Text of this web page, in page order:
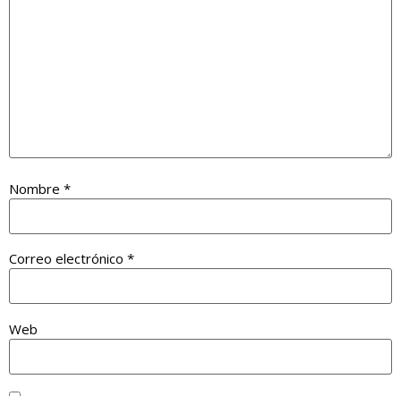
Nombre *
Correo electrónico *
Web